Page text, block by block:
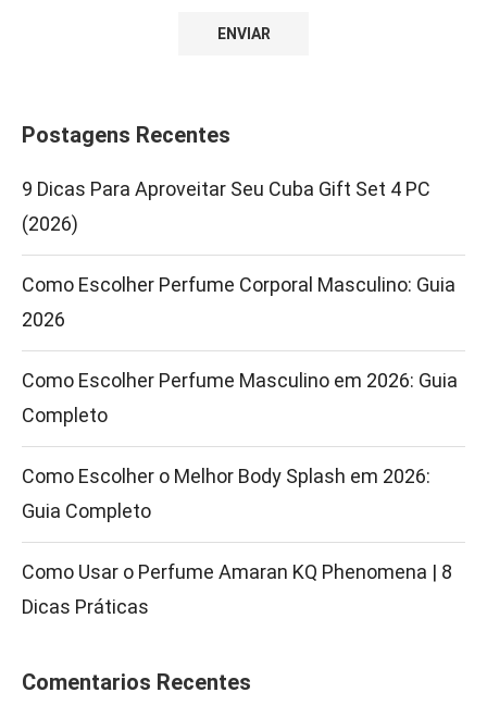
Postagens Recentes
9 Dicas Para Aproveitar Seu Cuba Gift Set 4 PC
(2026)
Como Escolher Perfume Corporal Masculino: Guia
2026
Como Escolher Perfume Masculino em 2026: Guia
Completo
Como Escolher o Melhor Body Splash em 2026:
Guia Completo
Como Usar o Perfume Amaran KQ Phenomena | 8
Dicas Práticas
Comentarios Recentes